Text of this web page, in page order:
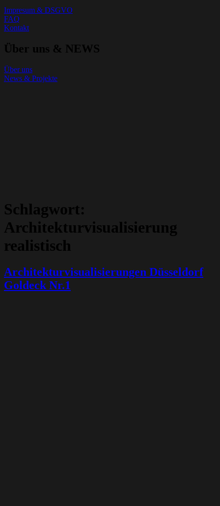
Impresum & DSGVO
FAQ
Kontakt
Über uns & NEWS
Über uns
News & Projekte
Schlagwort:
Architekturvisualisierung
realistisch
Architekturvisualisierungen Düsseldorf
Goldeck Nr.1